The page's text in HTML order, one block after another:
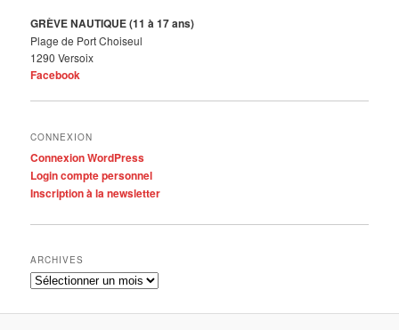
GRÈVE NAUTIQUE (11 à 17 ans)
Plage de Port Choiseul
1290 Versoix
Facebook
CONNEXION
Connexion WordPress
Login compte personnel
Inscription à la newsletter
ARCHIVES
Archives